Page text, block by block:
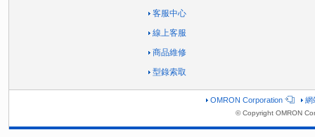
客服中心
線上客服
商品維修
型錄索取
OMRON Corporation 網
© Copyright OMRON